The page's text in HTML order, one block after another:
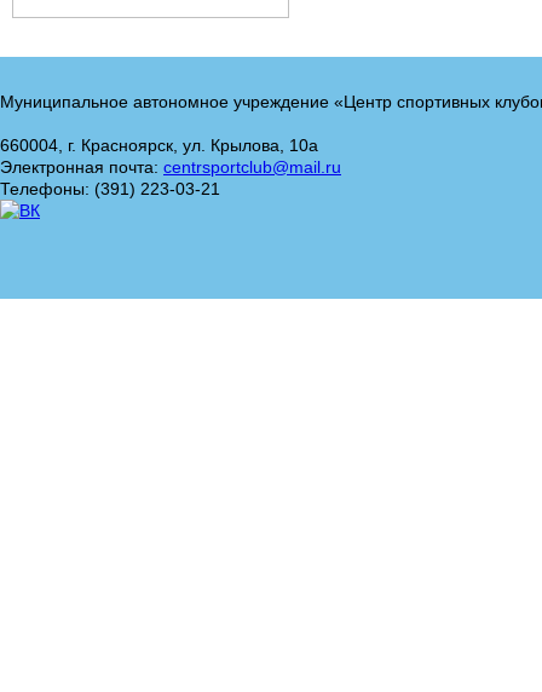
Муниципальное автономное учреждение «Центр спортивных
660004, г. Красноярск, ул. Крылова, 10а
Электронная почта: centrsportclub@mail.ru
Телефоны: (391) 223-03-21